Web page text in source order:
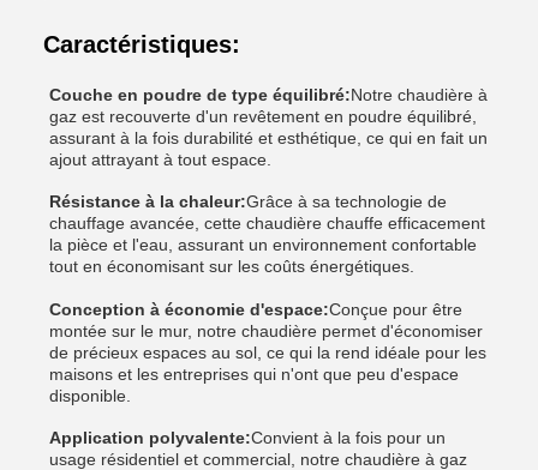
Caractéristiques:
Couche en poudre de type équilibré:Notre chaudière à
gaz est recouverte d'un revêtement en poudre équilibré,
assurant à la fois durabilité et esthétique, ce qui en fait un
ajout attrayant à tout espace.
Résistance à la chaleur:Grâce à sa technologie de
chauffage avancée, cette chaudière chauffe efficacement
la pièce et l'eau, assurant un environnement confortable
tout en économisant sur les coûts énergétiques.
Conception à économie d'espace:Conçue pour être
montée sur le mur, notre chaudière permet d'économiser
de précieux espaces au sol, ce qui la rend idéale pour les
maisons et les entreprises qui n'ont que peu d'espace
disponible.
Application polyvalente:Convient à la fois pour un
usage résidentiel et commercial, notre chaudière à gaz